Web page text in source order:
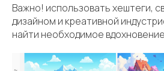
Важно! использовать хештеги,
дизайном и креативной
найти необходимое